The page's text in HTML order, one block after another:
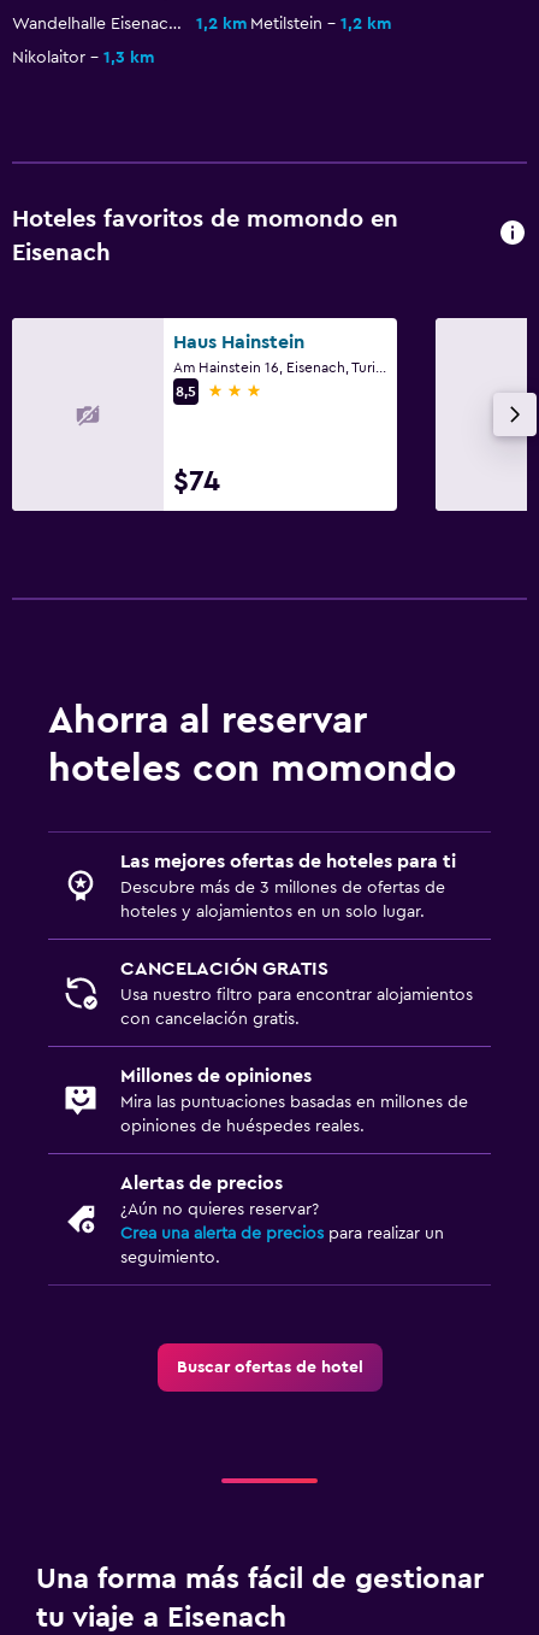
Armario o clóset
TV de pantalla plana
TV por cable o vía satélite
Servicio de habitaciones
Estacionamiento en la calle
Comedor
La comida se puede entregar en el alojamiento
Mesa de comedor
Limpieza diaria
Botiquín de primeros auxilios
Wandelhalle Eisenach Stiftung
1,2 km Metilstein
1,2 km
Nikolaitor
1,3 km
Hoteles favoritos de momondo en
Eisenach
Haus Hainstein
8,5
3 estrellas
$74
Ahorra al reservar
hoteles con momondo
Las mejores ofertas de hoteles para ti
Descubre más de 3 millones de ofertas de
hoteles y alojamientos en un solo lugar.
CANCELACIÓN GRATIS
Usa nuestro filtro para encontrar alojamientos
con cancelación gratis.
Millones de opiniones
Mira las puntuaciones basadas en millones de
opiniones de huéspedes reales.
Alertas de precios
¿Aún no quieres reservar?
Crea una alerta de precios para realizar un
seguimiento.
Buscar ofertas de hotel
Una forma más fácil de gestionar
tu viaje a Eisenach